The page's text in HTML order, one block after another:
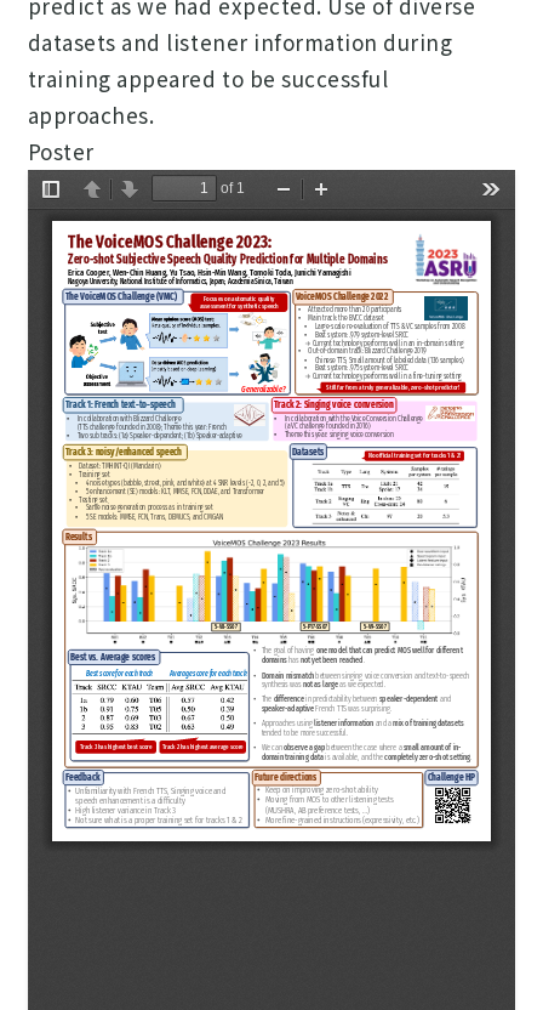
datasets and listener information during
training appeared to be successful
approaches.
Poster